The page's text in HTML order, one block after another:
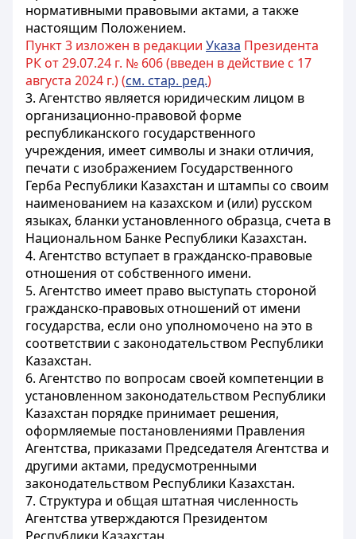
нормативными правовыми актами, а также
настоящим Положением.
Пункт 3 изложен в редакции Указа Президента
РК от 29.07.24 г. № 606 (введен в действие с 17
августа 2024 г.) (см. стар. ред.)
3. Агентство является юридическим лицом в
организационно-правовой форме
республиканского государственного
учреждения, имеет символы и знаки отличия,
печати с изображением Государственного
Герба Республики Казахстан и штампы со своим
наименованием на казахском и (или) русском
языках, бланки установленного образца, счета в
Национальном Банке Республики Казахстан.
4. Агентство вступает в гражданско-правовые
отношения от собственного имени.
5. Агентство имеет право выступать стороной
гражданско-правовых отношений от имени
государства, если оно уполномочено на это в
соответствии с законодательством Республики
Казахстан.
6. Агентство по вопросам своей компетенции в
установленном законодательством Республики
Казахстан порядке принимает решения,
оформляемые постановлениями Правления
Агентства, приказами Председателя Агентства и
другими актами, предусмотренными
законодательством Республики Казахстан.
7. Структура и общая штатная численность
Агентства утверждаются Президентом